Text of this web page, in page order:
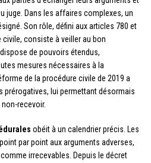
juge. Dans les affaires complexes, un
Son rôle, défini aux articles 780 et
consiste à veiller au bon
de pouvoirs étendus,
mesures nécessaires à la
de la procédure civile de 2019 a
lui permettant désormais
recevoir.
obéit à un calendrier précis. Les
par point aux arguments adverses,
irrecevables. Depuis le décret